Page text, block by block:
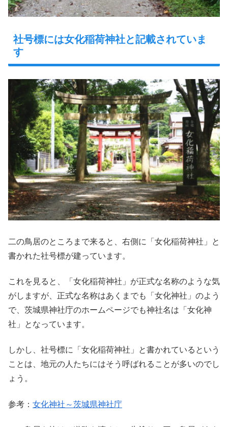
社号標には女化稲荷神社と記載されていま
す
二の鳥居のところまで来ると、右側に「女化稲荷神社」と
書かれた社号標が建っています。
これを見ると、「女化稲荷神社」が正式な名称のような気
がしますが、正式な名称はあくまでも「女化神社」のよう
で、茨城県神社庁のホームページでも神社名は「女化神
社」となっています。
しかし、社号標に「女化稲荷神社」と書かれているという
ことは、地元の人たちにはそう呼ばれることが多いのでし
ょう。
参考： 女化神社～茨城県神社庁